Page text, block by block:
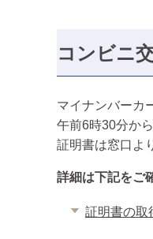
コンビニ
マイナンバーカ
午前6時30分か
証明書は窓口よ
詳細は下記をご
証明書の取